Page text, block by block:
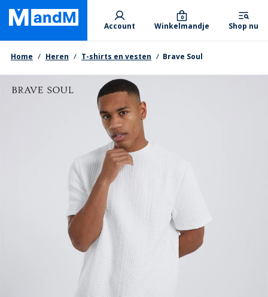
Skip
main
content
Primary departments
Account Winkelmandje
0
Shop nu
Kruimelpad
Home Heren T-shirts en vesten Brave Soul